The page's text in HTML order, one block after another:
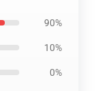
90%
10%
0%